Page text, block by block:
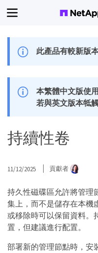
此產品有較新版
本繁體中文版使
若與英文版本牴
持續性卷
11/12/2025 貢獻者
持久性磁碟區允許將管理
集上，而不是儲存在本機
或移除時可以保留資料。
置，但建議進行配置。
部署新的管理節點時，安